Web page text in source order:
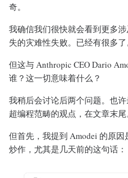
奇。
我确信我们很快就会看到更多
失的灾难性失败。已经有很多了
但这与 Anthropic CEO Dario
谁？这一切意味着什么？
我稍后会讨论后两个问题。也
超编程范畴的观点，在文章末尾
但首先，我提到 Amodei 的原
炒作，尤其是几天前的这句话：